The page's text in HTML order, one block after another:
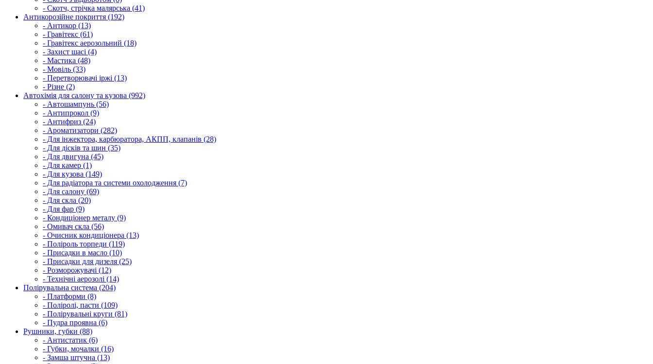
- Скотч, стрічка малярська (41)
Антикорозійне покриття (192)
- Антикор (13)
- Гравітекс (61)
- Гравітекс аерозольний (18)
- Захист шасі (4)
- Мастика (48)
- Мовіль (33)
- Перетворювачі іржі (13)
- Різне (2)
Автохімія для салону та кузова (992)
- Автошампунь (56)
- Антипрокол (9)
- Антифриз (24)
- Ароматизатори (282)
- Для інжектора, карбюратора, АКПП, клапанів (28)
- Для дісків та шин (35)
- Для двигуна (45)
- Для камер (1)
- Для кузова (149)
- Для радіатора та системи охолодження (7)
- Для салону (69)
- Для скла (20)
- Для фар (9)
- Кондиціонер металу (9)
- Омивач скла (56)
- Очисник кондиціонера (13)
- Поліроль торпеди (119)
- Присадки в масло (10)
- Присадки для дизеля (25)
- Розморожувачі (12)
- Технічні аерозолі (14)
Полірувальна система (204)
- Платформи (8)
- Поліролі, пасти (109)
- Полірувальні круги (81)
- Пудра проявна (6)
Рушники, губки (88)
- Антистатик (6)
- Губки, мочалки (16)
- Замша штучна (13)